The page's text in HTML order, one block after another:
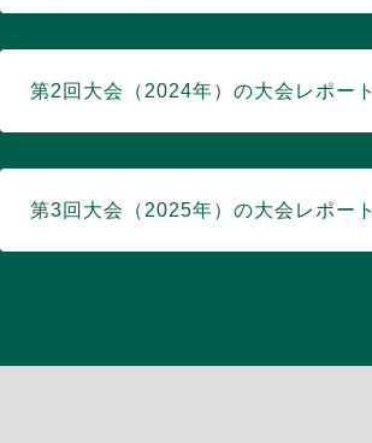
第2回大会（2024年）の大会レポート
第3回大会（2025年）の大会レポート